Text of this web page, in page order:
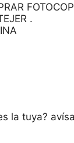
.
la tuya?